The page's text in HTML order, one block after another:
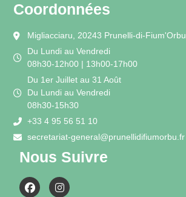
Coordonnées
Migliacciaru, 20243 Prunelli-di-Fium'Orbu
Du Lundi au Vendredi
08h30-12h00 | 13h00-17h00
Du 1er Juillet au 31 Août
Du Lundi au Vendredi
08h30-15h30
+33 4 95 56 51 10
secretariat-general@prunellidifiumorbu.fr
Nous Suivre